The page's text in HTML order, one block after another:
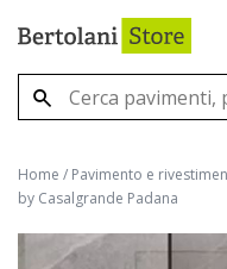
Home / Pavimento e
by Casalgrande Padana